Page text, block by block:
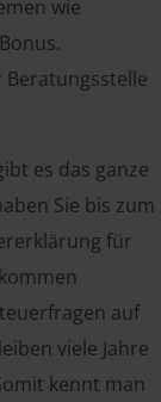
wie
Beratungsstelle
es das ganze
Sie bis zum
für
auf
viele Jahre
kennt man